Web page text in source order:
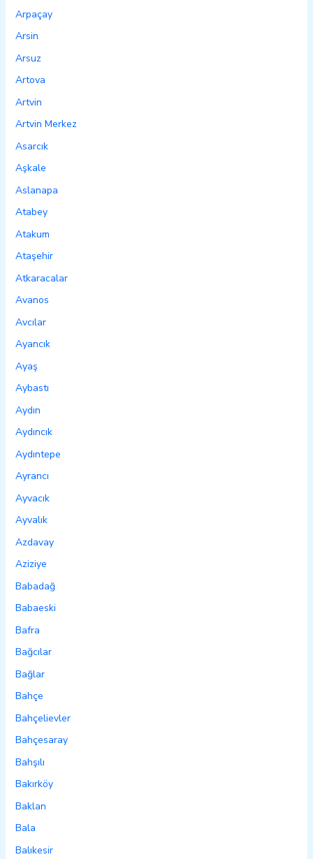
Arpaçay
Arsin
Arsuz
Artova
Artvin
Artvin Merkez
Asarcık
Aşkale
Aslanapa
Atabey
Atakum
Ataşehir
Atkaracalar
Avanos
Avcılar
Ayancık
Ayaş
Aybastı
Aydın
Aydıncık
Aydıntepe
Ayrancı
Ayvacık
Ayvalık
Azdavay
Aziziye
Babadağ
Babaeski
Bafra
Bağcılar
Bağlar
Bahçe
Bahçelievler
Bahçesaray
Bahşılı
Bakırköy
Baklan
Bala
Balıkesir